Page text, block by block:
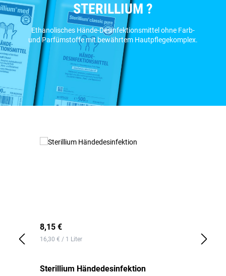
STERILLIUM ?
Ethanolisches Hände-Desinfektionsmittel ohne Farb-
und Parfümstoffe mit bewährtem Hautpflegekomplex.
8,15 €
16,30 € / 1 Liter
Sterillium Händedesinfektion